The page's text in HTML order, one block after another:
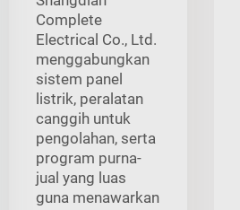
Complete
Electrical Co., Ltd.
menggabungkan
sistem panel
listrik, peralatan
canggih untuk
pengolahan, serta
program purna-
jual yang luas
guna menawarkan